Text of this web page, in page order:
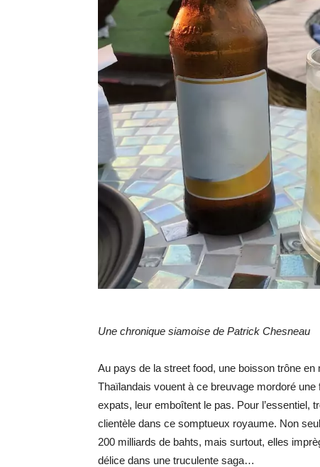
Une chronique siamoise de Patrick Chesneau
Au pays de la street food, une boisson trône
Thaïlandais vouent à ce breuvage mordoré
expats, leur emboîtent le pas. Pour l’essentiel,
clientèle dans ce somptueux royaume. Non
200 milliards de bahts, mais surtout, elles
délice dans une truculente saga…